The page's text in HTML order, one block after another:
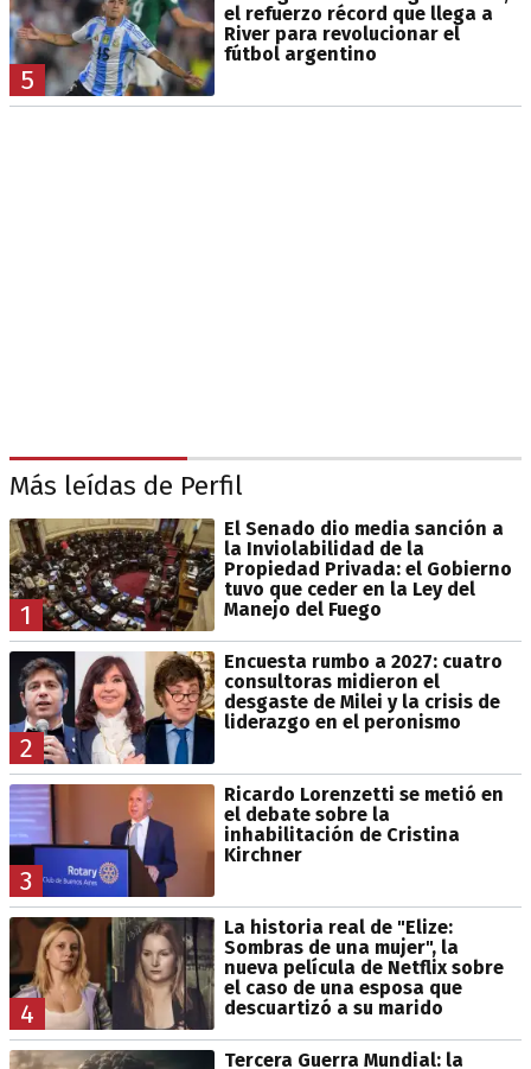
5
el refuerzo récord que llega a
River para revolucionar el
fútbol argentino
Más leídas de Perfil
1
El Senado dio media sanción a
la Inviolabilidad de la
Propiedad Privada: el Gobierno
tuvo que ceder en la Ley del
Manejo del Fuego
2
Encuesta rumbo a 2027: cuatro
consultoras midieron el
desgaste de Milei y la crisis de
liderazgo en el peronismo
3
Ricardo Lorenzetti se metió en
el debate sobre la
inhabilitación de Cristina
Kirchner
4
La historia real de "Elize:
Sombras de una mujer", la
nueva película de Netflix sobre
el caso de una esposa que
descuartizó a su marido
Tercera Guerra Mundial: la